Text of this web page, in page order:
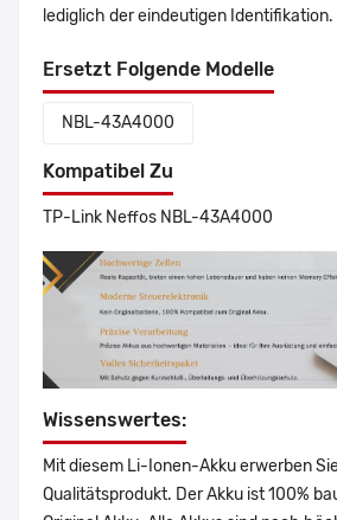
lediglich der eindeutigen Identifikation.
Ersetzt Folgende Modelle
NBL-43A4000
Kompatibel Zu
TP-Link Neffos NBL-43A4000
Wissenswertes:
Mit diesem Li-Ionen-Akku erwerben
Qualitätsprodukt. Der Akku ist 100%